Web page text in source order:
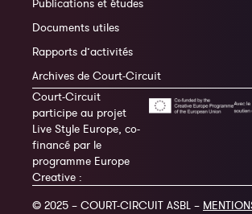
Publications et études
Documents utiles
Rapports d’activités
Archives de Court-Circuit
Court-Circuit
participe au projet
Live Style Europe, co-
financé par le
programme Europe
Creative :
© 2025 – COURT-CIRCUIT ASBL –